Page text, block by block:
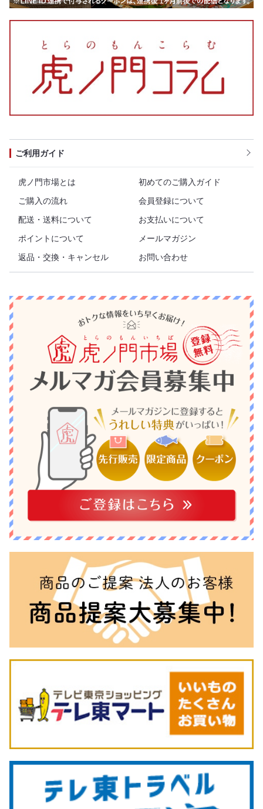
ご利用ガイド
虎ノ門市場とは
初めてのご購入ガイド
ご購入の流れ
会員登録について
配送・送料について
お支払いについて
ポイントについて
メールマガジン
返品・交換・キャンセル
お問い合わせ